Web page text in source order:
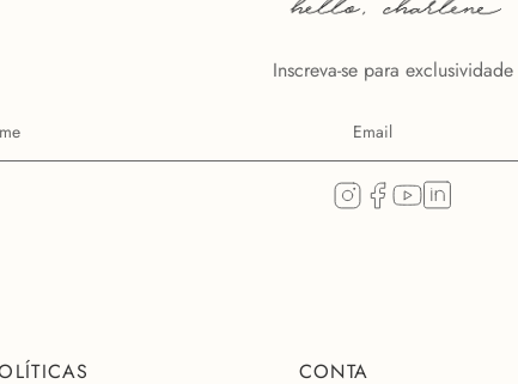
Inscreva-se para exclusividade
CONTA